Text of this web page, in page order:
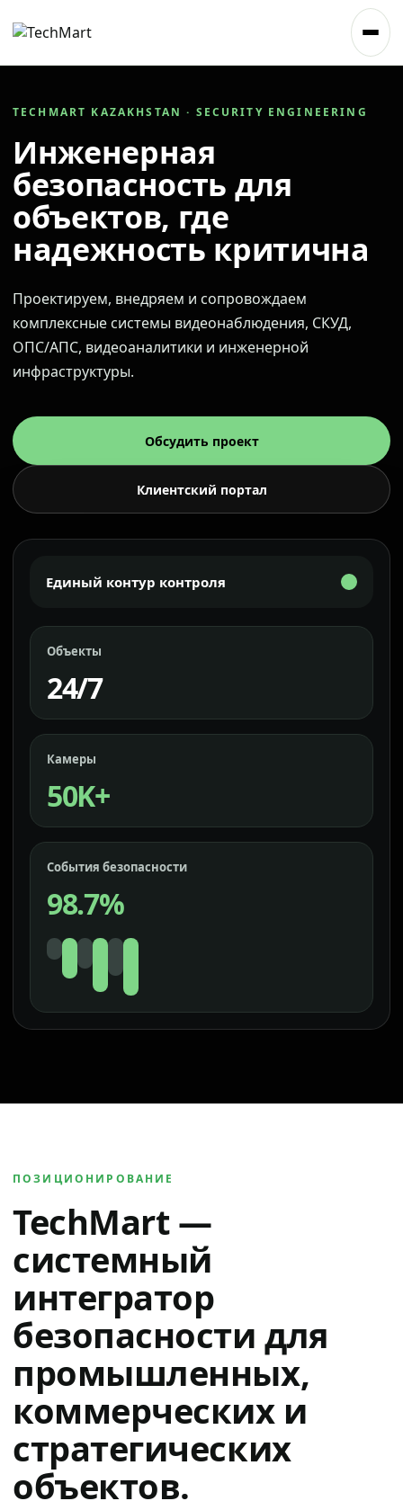
TECHMART KAZAKHSTAN · SECURITY ENGINEERING
Инженерная
безопасность для
объектов, где
надежность критична
Проектируем, внедряем и сопровождаем
комплексные системы видеонаблюдения, СКУД,
ОПС/АПС, видеоаналитики и инженерной
инфраструктуры.
Обсудить проект
Клиентский портал
Единый контур контроля
Объекты
24/7
Камеры
50K+
События безопасности
98.7%
ПОЗИЦИОНИРОВАНИЕ
TechMart —
системный
интегратор
безопасности для
промышленных,
коммерческих и
стратегических
объектов.